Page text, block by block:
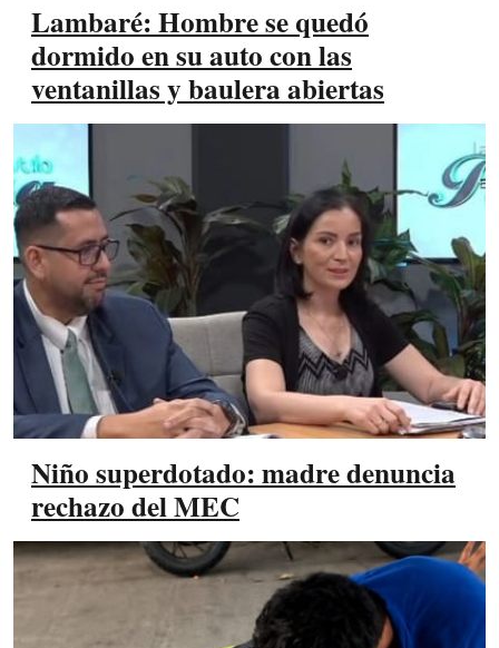
Lambaré: Hombre se quedó
dormido en su auto con las
ventanillas y baulera abiertas
Niño superdotado: madre denuncia
rechazo del MEC